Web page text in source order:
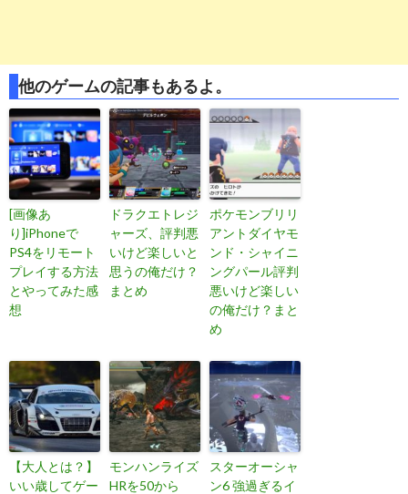
他のゲームの記事もあるよ。
[画像あ
り]iPhoneで
PS4をリモート
プレイする方法
とやってみた感
想
ドラクエトレジ
ャーズ、評判悪
いけど楽しいと
思うの俺だけ？
まとめ
ポケモンブリリ
アントダイヤモ
ンド・シャイニ
ングパール評判
悪いけど楽しい
の俺だけ？まと
め
【大人とは？】
いい歳してゲー
モンハンライズ
HRを50から
スターオーシャ
ン6 強過ぎるイ